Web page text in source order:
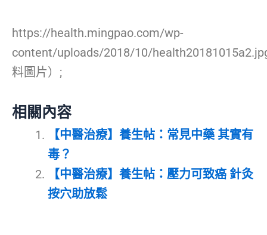
https://health.mingpao.com/wp-
content/uploads/2018/10/
料圖片）;
相關內容
【中醫治療】養生帖：常見中藥 其實有
毒？
【中醫治療】養生帖：壓力可致癌 針灸
按穴助放鬆